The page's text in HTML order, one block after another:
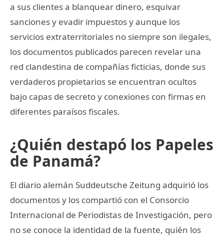
a sus clientes a blanquear dinero, esquivar
sanciones y evadir impuestos y aunque los
servicios extraterritoriales no siempre son ilegales,
los documentos publicados parecen revelar una
red clandestina de compañías ficticias, donde sus
verdaderos propietarios se encuentran ocultos
bajo capas de secreto y conexiones con firmas en
diferentes paraísos fiscales.
¿Quién destapó los Papeles
de Panamá?
El diario alemán Suddeutsche Zeitung adquirió los
documentos y los compartió con el Consorcio
Internacional de Periodistas de Investigación, pero
no se conoce la identidad de la fuente, quién los